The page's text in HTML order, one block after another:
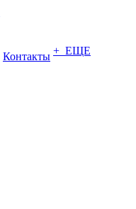
Контакты + ЕЩЕ